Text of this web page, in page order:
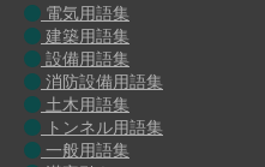
電気用語集
建築用語集
設備用語集
消防設備用語集
土木用語集
トンネル用語集
一般用語集